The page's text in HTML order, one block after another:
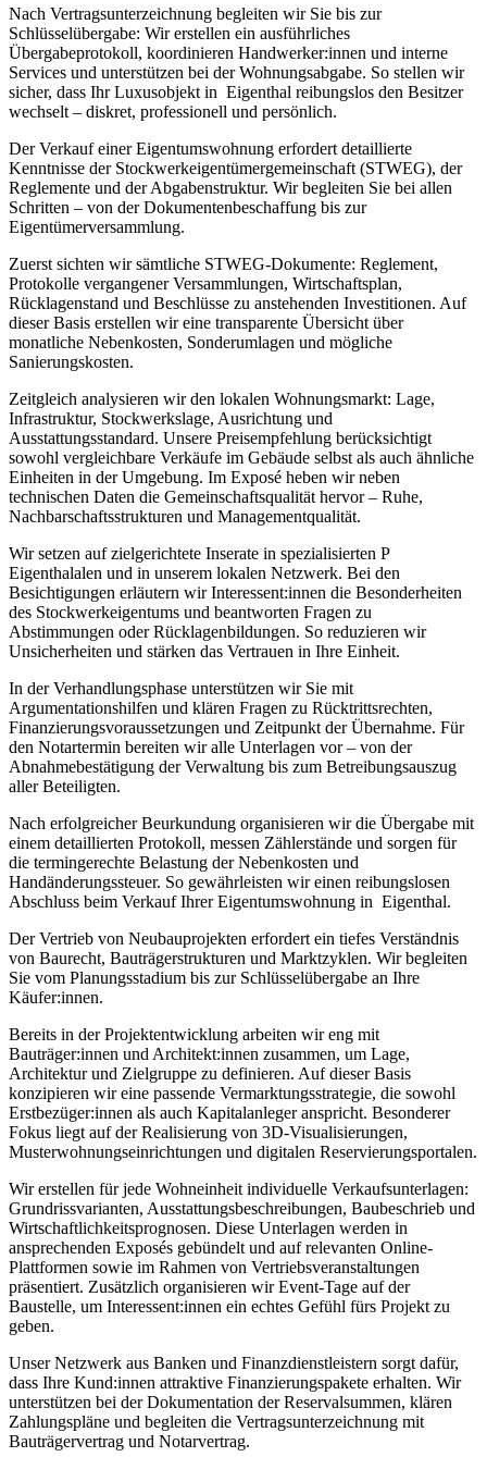
Nach Vertragsunterzeichnung begleiten wir Sie bis zur
Schlüsselübergabe: Wir erstellen ein ausführliches
Übergabeprotokoll, koordinieren Handwerker:innen und interne
Services und unterstützen bei der Wohnungsabgabe. So stellen wir
sicher, dass Ihr Luxusobjekt in Eigenthal reibungslos den Besitzer
wechselt – diskret, professionell und persönlich.
Der Verkauf einer Eigentumswohnung erfordert detaillierte
Kenntnisse der Stockwerkeigentümergemeinschaft (STWEG), der
Reglemente und der Abgabenstruktur. Wir begleiten Sie bei allen
Schritten – von der Dokumentenbeschaffung bis zur
Eigentümerversammlung.
Zuerst sichten wir sämtliche STWEG-Dokumente: Reglement,
Protokolle vergangener Versammlungen, Wirtschaftsplan,
Rücklagenstand und Beschlüsse zu anstehenden Investitionen. Auf
dieser Basis erstellen wir eine transparente Übersicht über
monatliche Nebenkosten, Sonderumlagen und mögliche
Sanierungskosten.
Zeitgleich analysieren wir den lokalen Wohnungsmarkt: Lage,
Infrastruktur, Stockwerkslage, Ausrichtung und
Ausstattungsstandard. Unsere Preisempfehlung berücksichtigt
sowohl vergleichbare Verkäufe im Gebäude selbst als auch ähnliche
Einheiten in der Umgebung. Im Exposé heben wir neben
technischen Daten die Gemeinschaftsqualität hervor – Ruhe,
Nachbarschaftsstrukturen und Managementqualität.
Wir setzen auf zielgerichtete Inserate in spezialisierten P
Eigenthalalen und in unserem lokalen Netzwerk. Bei den
Besichtigungen erläutern wir Interessent:innen die Besonderheiten
des Stockwerkeigentums und beantworten Fragen zu
Abstimmungen oder Rücklagenbildungen. So reduzieren wir
Unsicherheiten und stärken das Vertrauen in Ihre Einheit.
In der Verhandlungsphase unterstützen wir Sie mit
Argumentationshilfen und klären Fragen zu Rücktrittsrechten,
Finanzierungsvoraussetzungen und Zeitpunkt der Übernahme. Für
den Notartermin bereiten wir alle Unterlagen vor – von der
Abnahmebestätigung der Verwaltung bis zum Betreibungsauszug
aller Beteiligten.
Nach erfolgreicher Beurkundung organisieren wir die Übergabe mit
einem detaillierten Protokoll, messen Zählerstände und sorgen für
die termingerechte Belastung der Nebenkosten und
Handänderungssteuer. So gewährleisten wir einen reibungslosen
Abschluss beim Verkauf Ihrer Eigentumswohnung in Eigenthal.
Der Vertrieb von Neubauprojekten erfordert ein tiefes Verständnis
von Baurecht, Bauträgerstrukturen und Marktzyklen. Wir begleiten
Sie vom Planungsstadium bis zur Schlüsselübergabe an Ihre
Käufer:innen.
Bereits in der Projektentwicklung arbeiten wir eng mit
Bauträger:innen und Architekt:innen zusammen, um Lage,
Architektur und Zielgruppe zu definieren. Auf dieser Basis
konzipieren wir eine passende Vermarktungsstrategie, die sowohl
Erstbezüger:innen als auch Kapitalanleger anspricht. Besonderer
Fokus liegt auf der Realisierung von 3D-Visualisierungen,
Musterwohnungseinrichtungen und digitalen Reservierungsportalen.
Wir erstellen für jede Wohneinheit individuelle Verkaufsunterlagen:
Grundrissvarianten, Ausstattungsbeschreibungen, Baubeschrieb und
Wirtschaftlichkeitsprognosen. Diese Unterlagen werden in
ansprechenden Exposés gebündelt und auf relevanten Online-
Plattformen sowie im Rahmen von Vertriebsveranstaltungen
präsentiert. Zusätzlich organisieren wir Event-Tage auf der
Baustelle, um Interessent:innen ein echtes Gefühl fürs Projekt zu
geben.
Unser Netzwerk aus Banken und Finanzdienstleistern sorgt dafür,
dass Ihre Kund:innen attraktive Finanzierungspakete erhalten. Wir
unterstützen bei der Dokumentation der Reservalsummen, klären
Zahlungspläne und begleiten die Vertragsunterzeichnung mit
Bauträgervertrag und Notarvertrag.